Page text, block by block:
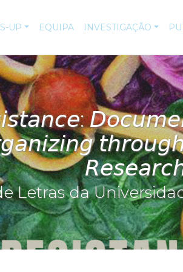
UP EQUIPA INVESTIGAÇÃO
Letras da